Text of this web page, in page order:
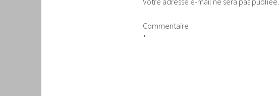
Commentaire
*